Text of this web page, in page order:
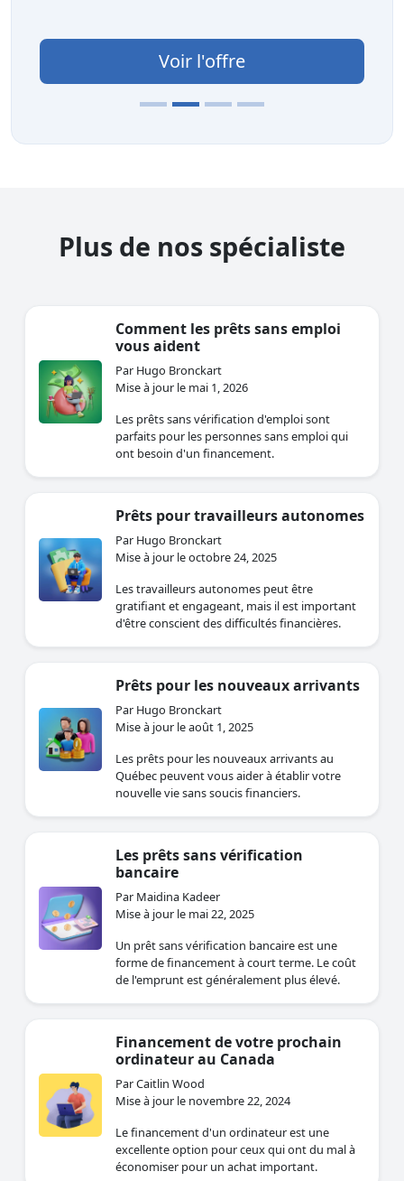
Voir l'offre
Plus de nos spécialiste
Comment les prêts sans emploi
vous aident
Par Hugo Bronckart
Mise à jour le mai 1, 2026
Les prêts sans vérification d'emploi sont
parfaits pour les personnes sans emploi qui
ont besoin d'un financement.
Prêts pour travailleurs autonomes
Par Hugo Bronckart
Mise à jour le octobre 24, 2025
Les travailleurs autonomes peut être
gratifiant et engageant, mais il est important
d'être conscient des difficultés financières.
Prêts pour les nouveaux arrivants
Par Hugo Bronckart
Mise à jour le août 1, 2025
Les prêts pour les nouveaux arrivants au
Québec peuvent vous aider à établir votre
nouvelle vie sans soucis financiers.
Les prêts sans vérification
bancaire
Par Maidina Kadeer
Mise à jour le mai 22, 2025
Un prêt sans vérification bancaire est une
forme de financement à court terme. Le coût
de l'emprunt est généralement plus élevé.
Financement de votre prochain
ordinateur au Canada
Par Caitlin Wood
Mise à jour le novembre 22, 2024
Le financement d'un ordinateur est une
excellente option pour ceux qui ont du mal à
économiser pour un achat important.